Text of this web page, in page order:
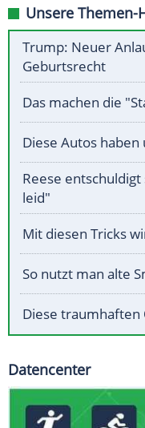
Unsere Themen-
Trump: Neuer
Geburtsrecht
Das machen die
Diese Autos haben
Reese
leid"
Mit diesen Tricks
So nutzt man alte
Diese traumhaften
Datencenter